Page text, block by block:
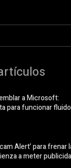
a Microsoft:
para funcionar
Alert’ para frenar
a meter